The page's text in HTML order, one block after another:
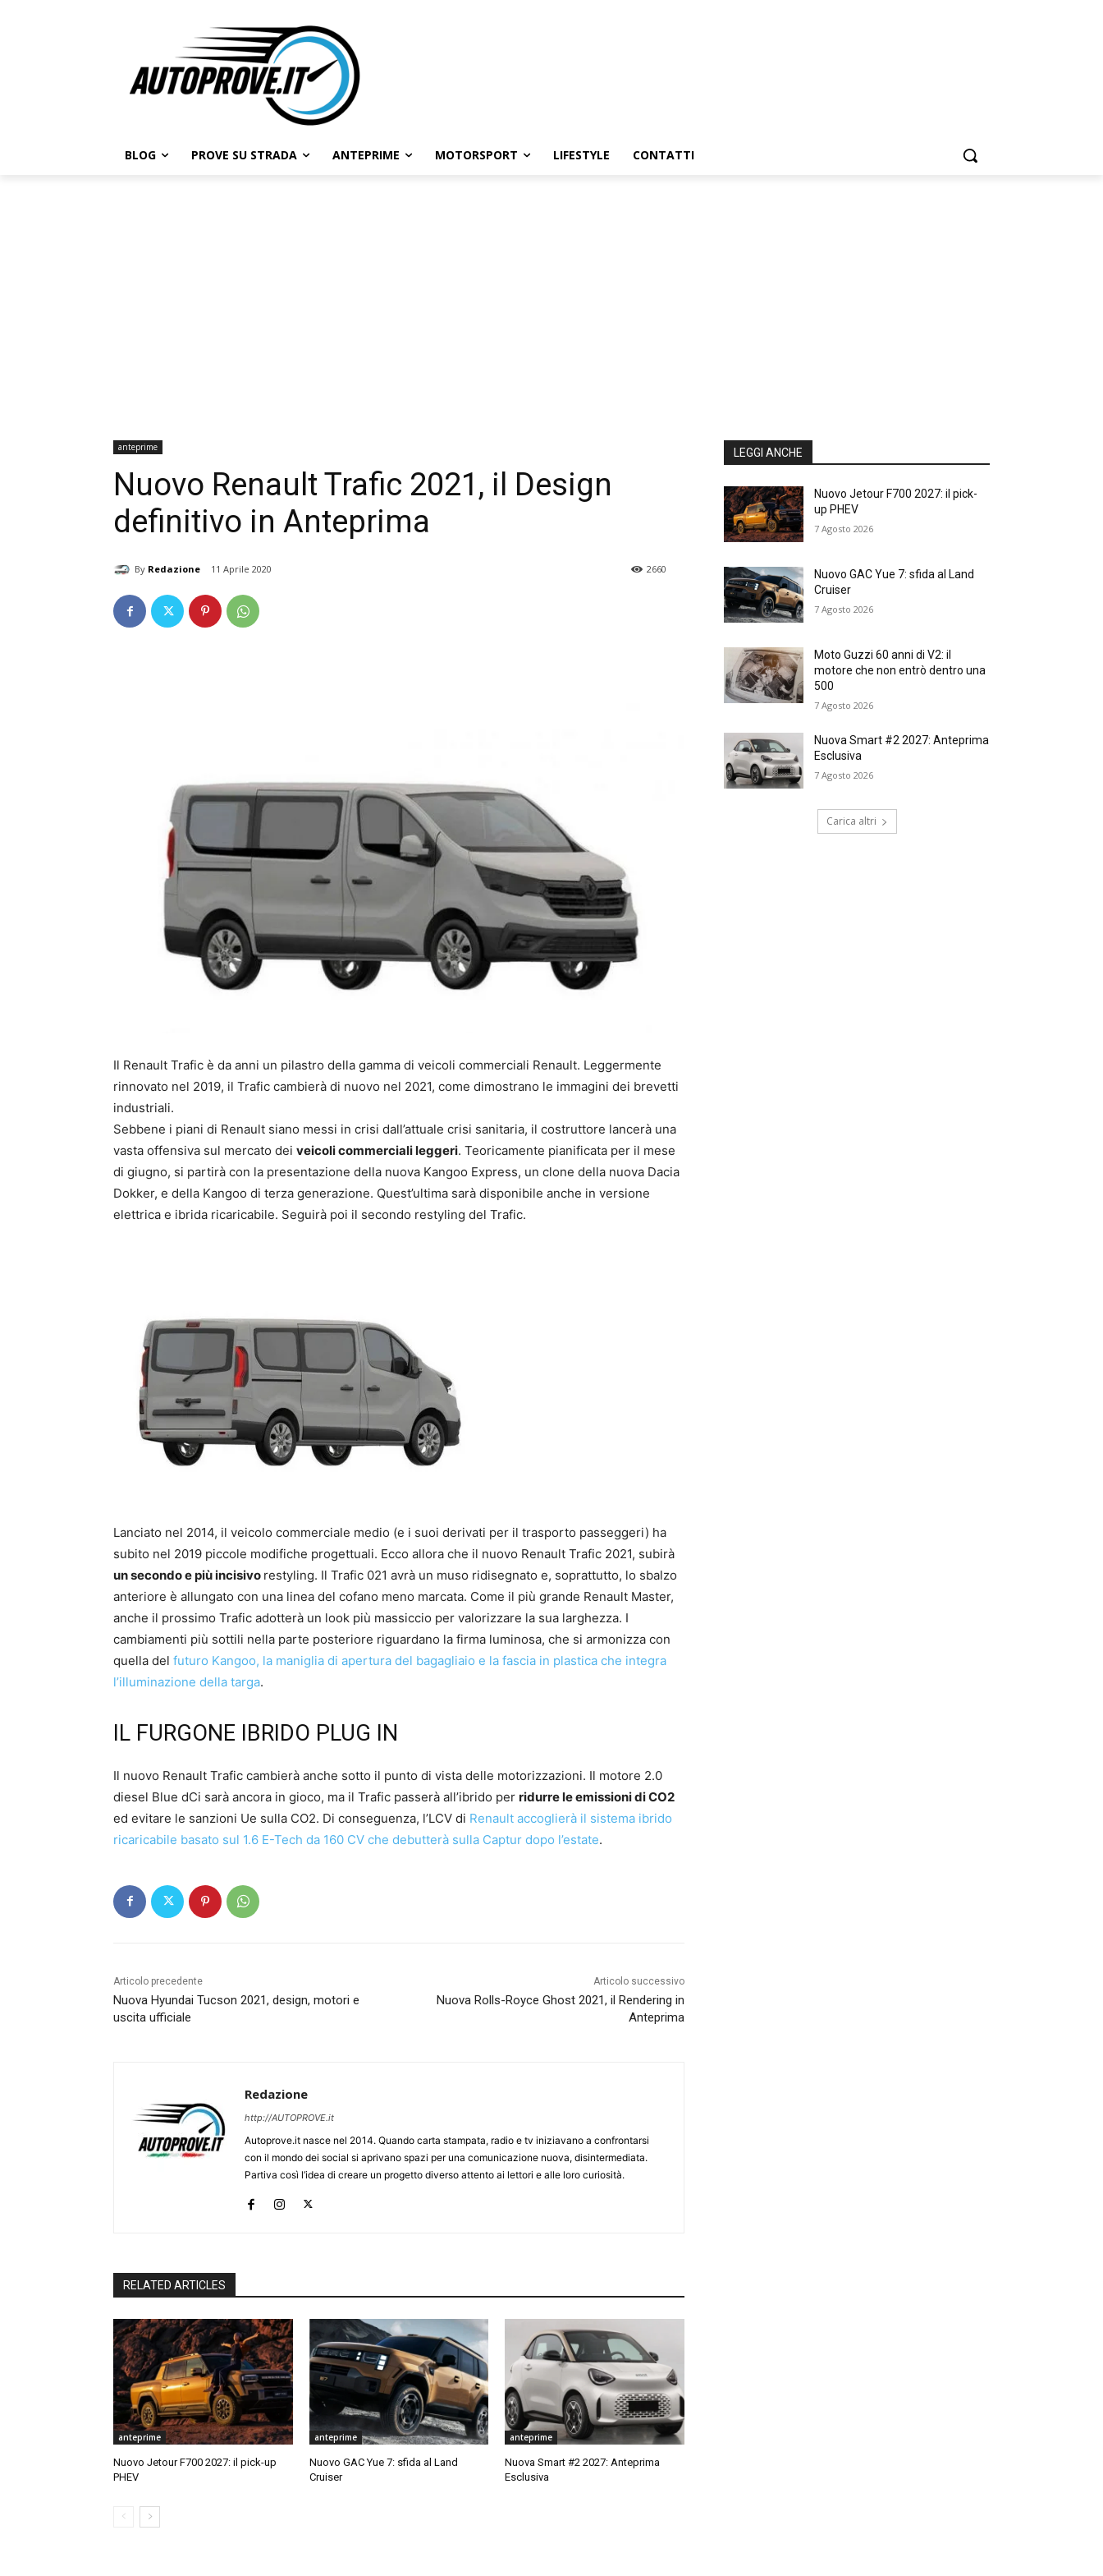
BLOG PROVE SU STRADA ANTEPRIME MOTORSPORT LIFESTYLE CONTATTI
anteprime
Nuovo Renault Trafic 2021, il Design
definitivo in Anteprima
By Redazione 11 Aprile 2020 2660
Il Renault Trafic è da anni un pilastro della gamma di veicoli commerciali Renault. Leggermente
rinnovato nel 2019, il Trafic cambierà di nuovo nel 2021, come dimostrano le immagini dei brevetti
industriali.
Sebbene i piani di Renault siano messi in crisi dall’attuale crisi sanitaria, il costruttore lancerà una
vasta offensiva sul mercato dei veicoli commerciali leggeri. Teoricamente pianificata per il mese
di giugno, si partirà con la presentazione della nuova Kangoo Express, un clone della nuova Dacia
Dokker, e della Kangoo di terza generazione. Quest’ultima sarà disponibile anche in versione
elettrica e ibrida ricaricabile. Seguirà poi il secondo restyling del Trafic.
Lanciato nel 2014, il veicolo commerciale medio (e i suoi derivati per il trasporto passeggeri) ha
subito nel 2019 piccole modifiche progettuali. Ecco allora che il nuovo Renault Trafic 2021, subirà
un secondo e più incisivo restyling. Il Trafic 021 avrà un muso ridisegnato e, soprattutto, lo sbalzo
anteriore è allungato con una linea del cofano meno marcata. Come il più grande Renault Master,
anche il prossimo Trafic adotterà un look più massiccio per valorizzare la sua larghezza. I
cambiamenti più sottili nella parte posteriore riguardano la firma luminosa, che si armonizza con
quella del futuro Kangoo, la maniglia di apertura del bagagliaio e la fascia in plastica che integra
l’illuminazione della targa.
IL FURGONE IBRIDO PLUG IN
Il nuovo Renault Trafic cambierà anche sotto il punto di vista delle motorizzazioni. Il motore 2.0
diesel Blue dCi sarà ancora in gioco, ma il Trafic passerà all’ibrido per ridurre le emissioni di CO2
ed evitare le sanzioni Ue sulla CO2. Di conseguenza, l’LCV di Renault accoglierà il sistema ibrido
ricaricabile basato sul 1.6 E-Tech da 160 CV che debutterà sulla Captur dopo l’estate.
Articolo precedente
Nuova Hyundai Tucson 2021, design, motori e
uscita ufficiale
Articolo successivo
Nuova Rolls-Royce Ghost 2021, il Rendering in
Anteprima
Redazione
http://AUTOPROVE.it
Autoprove.it nasce nel 2014. Quando carta stampata, radio e tv iniziavano a confrontarsi
con il mondo dei social si aprivano spazi per una comunicazione nuova, disintermediata.
Partiva così l’idea di creare un progetto diverso attento ai lettori e alle loro curiosità.
RELATED ARTICLES
anteprime
Nuovo Jetour F700 2027: il pick-up
PHEV
anteprime
Nuovo GAC Yue 7: sfida al Land
Cruiser
anteprime
Nuova Smart #2 2027: Anteprima
Esclusiva
LEGGI ANCHE
Nuovo Jetour F700 2027: il pick-
up PHEV
7 Agosto 2026
Nuovo GAC Yue 7: sfida al Land
Cruiser
7 Agosto 2026
Moto Guzzi 60 anni di V2: il
motore che non entrò dentro una
500
7 Agosto 2026
Nuova Smart #2 2027: Anteprima
Esclusiva
7 Agosto 2026
Carica altri